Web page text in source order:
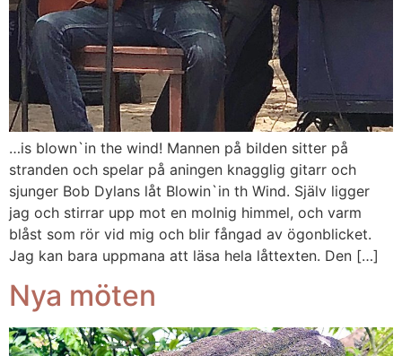
…is blown`in the wind! Mannen på bilden sitter på
stranden och spelar på aningen knagglig gitarr och
sjunger Bob Dylans låt Blowin`in th Wind. Själv ligger
jag och stirrar upp mot en molnig himmel, och varm
blåst som rör vid mig och blir fångad av ögonblicket.
Jag kan bara uppmana att läsa hela låttexten. Den […]
Nya möten